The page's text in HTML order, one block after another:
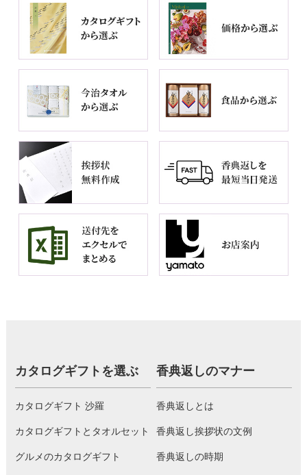
カタログギフトを選ぶ
カタログギフト 沙羅
カタログギフトとタオルセット
グルメのカタログギフト
香典返しのマナー
香典返しとは
香典返し挨拶状の文例
香典返しの時期